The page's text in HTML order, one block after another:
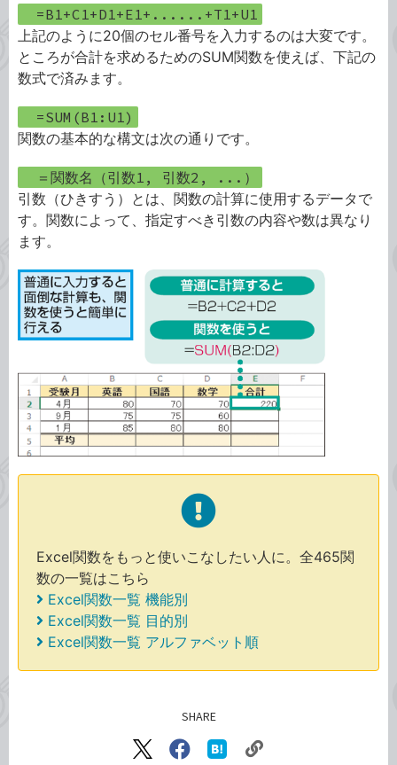
=B1+C1+D1+E1+......+T1+U1
上記のように20個のセル番号を入力するのは大変です。
ところが合計を求めるためのSUM関数を使えば、下記の
数式で済みます。
=SUM(B1:U1)
関数の基本的な構文は次の通りです。
＝関数名（引数1, 引数2, ...）
引数（ひきすう）とは、関数の計算に使用するデータで
す。関数によって、指定すべき引数の内容や数は異なり
ます。
Excel関数をもっと使いこなしたい人に。全465関
数の一覧はこちら
Excel関数一覧 機能別
Excel関数一覧 目的別
Excel関数一覧 アルファベット順
SHARE
X（旧
Facebook